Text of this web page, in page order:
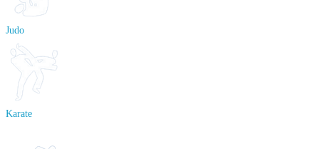
Judo
Karate